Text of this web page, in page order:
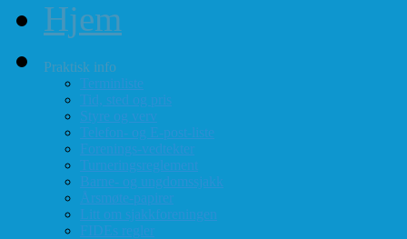
Hjem
Praktisk info
Terminliste
Tid, sted og pris
Styre og verv
Telefon- og E-post-liste
Forenings-vedtekter
Turneringsreglement
Barne- og ungdomssjakk
Årsmøte-papirer
Litt om sjakkforeningen
FIDEs regler